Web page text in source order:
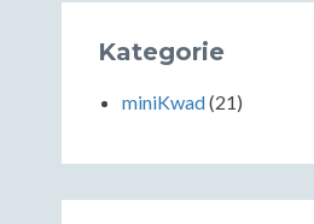
Kategorie
miniKwad(21)